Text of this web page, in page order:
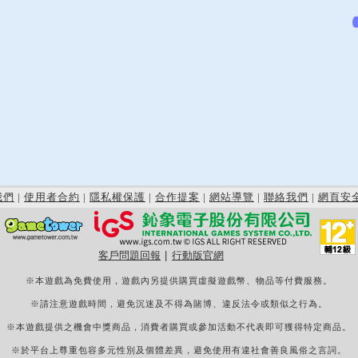
們 | 使用者合約 | 隱私權保護 | 合作提案 | 網站導覽 | 聯絡我們 | 網頁安
客戶問題回報 行動版官網
※本遊戲為免費使用，遊戲內另提供購買虛擬遊戲幣、物品等付費服務。
※請注意遊戲時間，避免沉迷及不得為賭博、違反法令或類似之行為。
※本遊戲提供之機會中獎商品，消費者購買或參加活動不代表即可獲得特定商品。
※於平台上尊重包容多元性別及個體差異，避免使用有違社會善良風俗之言詞。